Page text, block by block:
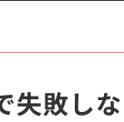
敗し